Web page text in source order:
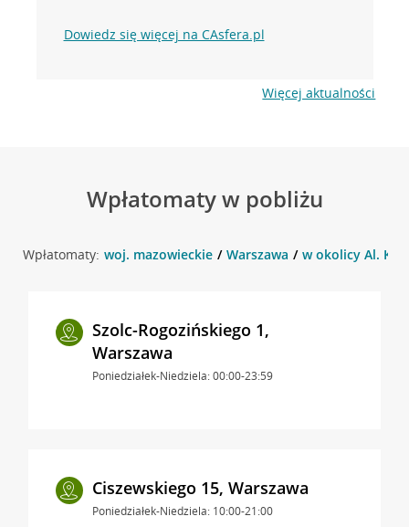
Dowiedz się więcej na CAsfera.pl
Więcej aktualności
Wpłatomaty w pobliżu
Wpłatomaty: woj. mazowieckie Warszawa w okolicy Al.
Szolc-Rogozińskiego 1,
Warszawa
Poniedziałek-Niedziela: 00:00-23:59
Ciszewskiego 15, Warszawa
Poniedziałek-Niedziela: 10:00-21:00